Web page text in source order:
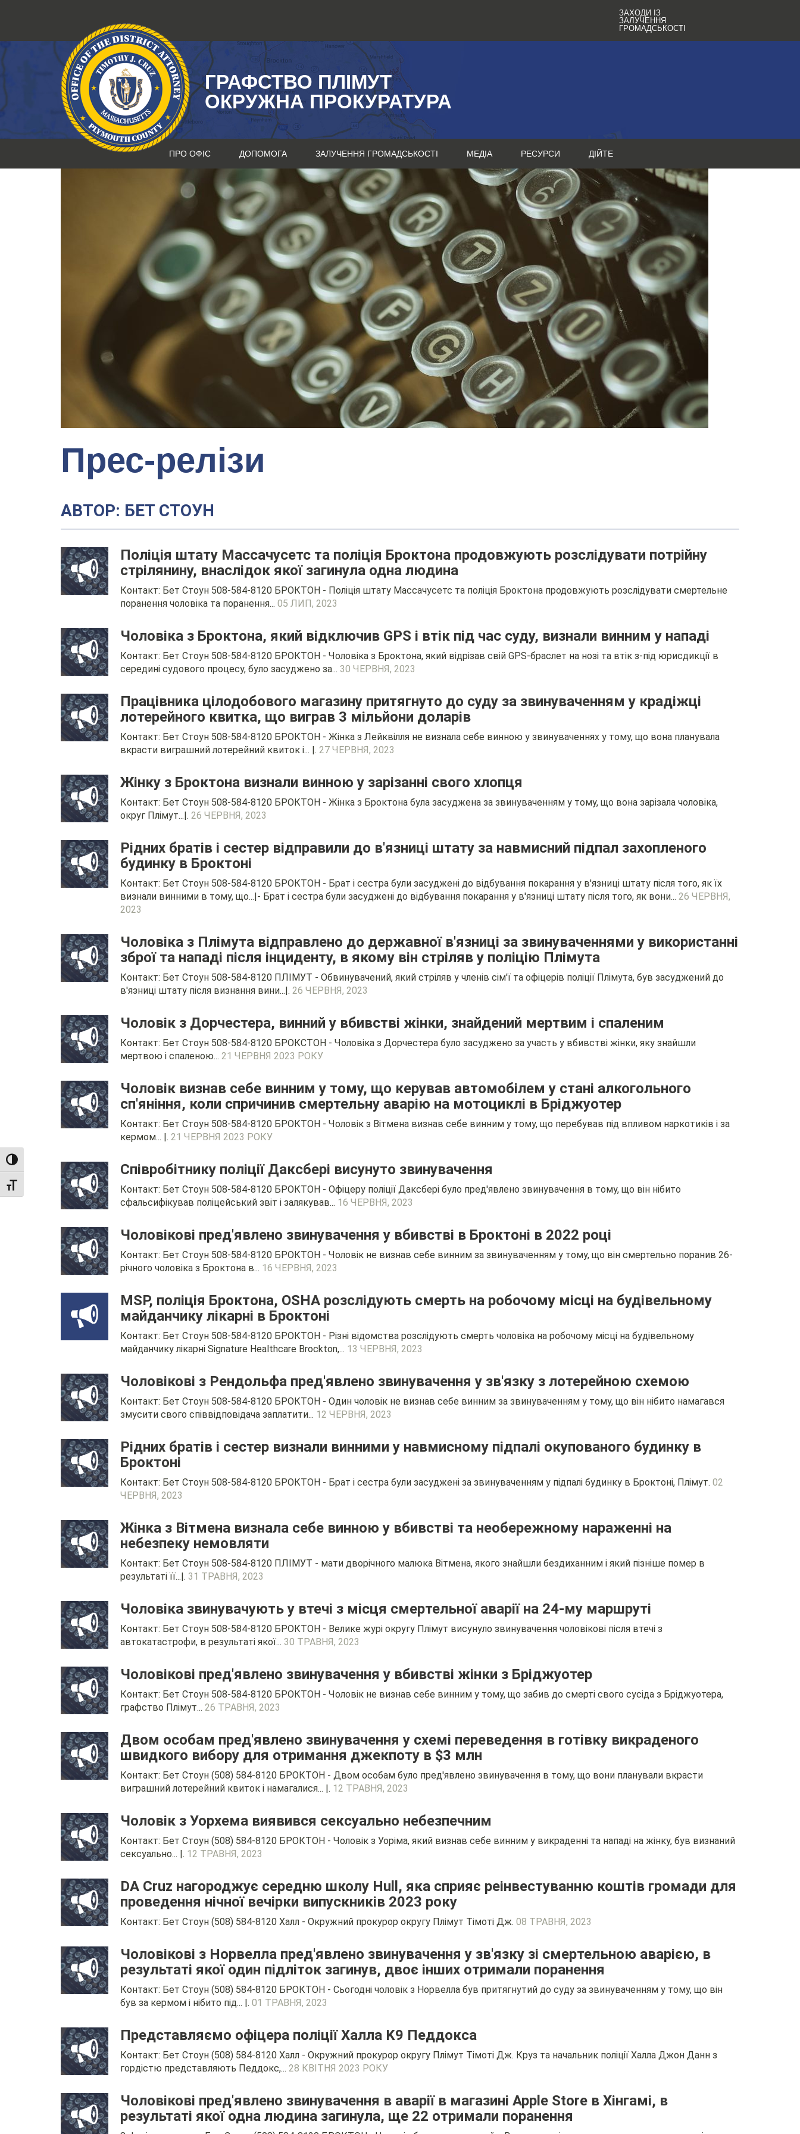
TOGGLE HIGH CONTRAST
TOGGLE FONT SIZE
ЗАХОДИ ІЗ
ЗАЛУЧЕННЯ
ГРОМАДСЬКОСТІ
ГРАФСТВО ПЛІМУТ
ОКРУЖНА ПРОКУРАТУРА
ПРО ОФІС ДОПОМОГА ЗАЛУЧЕННЯ ГРОМАДСЬКОСТІ МЕДІА РЕСУРСИ ДІЙТЕ
Прес-релізи
АВТОР: БЕТ СТОУН
Поліція штату Массачусетс та поліція Броктона продовжують розслідувати потрійну
стрілянину, внаслідок якої загинула одна людина
Контакт: Бет Стоун 508-584-8120 БРОКТОН - Поліція штату Массачусетс та поліція Броктона продовжують розслідувати смертельне
поранення чоловіка та поранення... 05 ЛИП, 2023
Чоловіка з Броктона, який відключив GPS і втік під час суду, визнали винним у нападі
Контакт: Бет Стоун 508-584-8120 БРОКТОН - Чоловіка з Броктона, який відрізав свій GPS-браслет на нозі та втік з-під юрисдикції в
середині судового процесу, було засуджено за... 30 ЧЕРВНЯ, 2023
Працівника цілодобового магазину притягнуто до суду за звинуваченням у крадіжці
лотерейного квитка, що виграв 3 мільйони доларів
Контакт: Бет Стоун 508-584-8120 БРОКТОН - Жінка з Лейквілля не визнала себе винною у звинуваченнях у тому, що вона планувала
вкрасти виграшний лотерейний квиток і... |. 27 ЧЕРВНЯ, 2023
Жінку з Броктона визнали винною у зарізанні свого хлопця
Контакт: Бет Стоун 508-584-8120 БРОКТОН - Жінка з Броктона була засуджена за звинуваченням у тому, що вона зарізала чоловіка,
округ Плімут...|. 26 ЧЕРВНЯ, 2023
Рідних братів і сестер відправили до в'язниці штату за навмисний підпал захопленого
будинку в Броктоні
Контакт: Бет Стоун 508-584-8120 БРОКТОН - Брат і сестра були засуджені до відбування покарання у в'язниці штату після того, як їх
визнали винними в тому, що...|- Брат і сестра були засуджені до відбування покарання у в'язниці штату після того, як вони... 26 ЧЕРВНЯ,
2023
Чоловіка з Плімута відправлено до державної в'язниці за звинуваченнями у використанні
зброї та нападі після інциденту, в якому він стріляв у поліцію Плімута
Контакт: Бет Стоун 508-584-8120 ПЛІМУТ - Обвинувачений, який стріляв у членів сім'ї та офіцерів поліції Плімута, був засуджений до
в'язниці штату після визнання вини...|. 26 ЧЕРВНЯ, 2023
Чоловік з Дорчестера, винний у вбивстві жінки, знайдений мертвим і спаленим
Контакт: Бет Стоун 508-584-8120 БРОКСТОН - Чоловіка з Дорчестера було засуджено за участь у вбивстві жінки, яку знайшли
мертвою і спаленою... 21 ЧЕРВНЯ 2023 РОКУ
Чоловік визнав себе винним у тому, що керував автомобілем у стані алкогольного
сп'яніння, коли спричинив смертельну аварію на мотоциклі в Бріджуотер
Контакт: Бет Стоун 508-584-8120 БРОКТОН - Чоловік з Вітмена визнав себе винним у тому, що перебував під впливом наркотиків і за
кермом... |. 21 ЧЕРВНЯ 2023 РОКУ
Співробітнику поліції Даксбері висунуто звинувачення
Контакт: Бет Стоун 508-584-8120 БРОКТОН - Офіцеру поліції Даксбері було пред'явлено звинувачення в тому, що він нібито
сфальсифікував поліцейський звіт і залякував... 16 ЧЕРВНЯ, 2023
Чоловікові пред'явлено звинувачення у вбивстві в Броктоні в 2022 році
Контакт: Бет Стоун 508-584-8120 БРОКТОН - Чоловік не визнав себе винним за звинуваченням у тому, що він смертельно поранив 26-
річного чоловіка з Броктона в... 16 ЧЕРВНЯ, 2023
MSP, поліція Броктона, OSHA розслідують смерть на робочому місці на будівельному
майданчику лікарні в Броктоні
Контакт: Бет Стоун 508-584-8120 БРОКТОН - Різні відомства розслідують смерть чоловіка на робочому місці на будівельному
майданчику лікарні Signature Healthcare Brockton,... 13 ЧЕРВНЯ, 2023
Чоловікові з Рендольфа пред'явлено звинувачення у зв'язку з лотерейною схемою
Контакт: Бет Стоун 508-584-8120 БРОКТОН - Один чоловік не визнав себе винним за звинуваченням у тому, що він нібито намагався
змусити свого співвідповідача заплатити... 12 ЧЕРВНЯ, 2023
Рідних братів і сестер визнали винними у навмисному підпалі окупованого будинку в
Броктоні
Контакт: Бет Стоун 508-584-8120 БРОКТОН - Брат і сестра були засуджені за звинуваченням у підпалі будинку в Броктоні, Плімут. 02
ЧЕРВНЯ, 2023
Жінка з Вітмена визнала себе винною у вбивстві та необережному нараженні на
небезпеку немовляти
Контакт: Бет Стоун 508-584-8120 ПЛІМУТ - мати дворічного малюка Вітмена, якого знайшли бездиханним і який пізніше помер в
результаті її...|. 31 ТРАВНЯ, 2023
Чоловіка звинувачують у втечі з місця смертельної аварії на 24-му маршруті
Контакт: Бет Стоун 508-584-8120 БРОКТОН - Велике журі округу Плімут висунуло звинувачення чоловікові після втечі з
автокатастрофи, в результаті якої... 30 ТРАВНЯ, 2023
Чоловікові пред'явлено звинувачення у вбивстві жінки з Бріджуотер
Контакт: Бет Стоун 508-584-8120 БРОКТОН - Чоловік не визнав себе винним у тому, що забив до смерті свого сусіда з Бріджуотера,
графство Плімут... 26 ТРАВНЯ, 2023
Двом особам пред'явлено звинувачення у схемі переведення в готівку викраденого
швидкого вибору для отримання джекпоту в $3 млн
Контакт: Бет Стоун (508) 584-8120 БРОКТОН - Двом особам було пред'явлено звинувачення в тому, що вони планували вкрасти
виграшний лотерейний квиток і намагалися... |. 12 ТРАВНЯ, 2023
Чоловік з Уорхема виявився сексуально небезпечним
Контакт: Бет Стоун (508) 584-8120 БРОКТОН - Чоловік з Уоріма, який визнав себе винним у викраденні та нападі на жінку, був визнаний
сексуально... |. 12 ТРАВНЯ, 2023
DA Cruz нагороджує середню школу Hull, яка сприяє реінвестуванню коштів громади для
проведення нічної вечірки випускників 2023 року
Контакт: Бет Стоун (508) 584-8120 Халл - Окружний прокурор округу Плімут Тімоті Дж. 08 ТРАВНЯ, 2023
Чоловікові з Норвелла пред'явлено звинувачення у зв'язку зі смертельною аварією, в
результаті якої один підліток загинув, двоє інших отримали поранення
Контакт: Бет Стоун (508) 584-8120 БРОКТОН - Сьогодні чоловік з Норвелла був притягнутий до суду за звинуваченням у тому, що він
був за кермом і нібито під... |. 01 ТРАВНЯ, 2023
Представляємо офіцера поліції Халла K9 Педдокса
Контакт: Бет Стоун (508) 584-8120 Халл - Окружний прокурор округу Плімут Тімоті Дж. Круз та начальник поліції Халла Джон Данн з
гордістю представляють Педдокс,... 28 КВІТНЯ 2023 РОКУ
Чоловікові пред'явлено звинувачення в аварії в магазині Apple Store в Хінгамі, в
результаті якої одна людина загинула, ще 22 отримали поранення